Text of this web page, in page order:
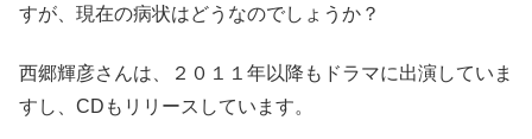
すが、現在の病状はどうなのでしょうか？
西郷輝彦さんは、２０１１年以降もドラマに出演していま
すし、CDもリリースしています。